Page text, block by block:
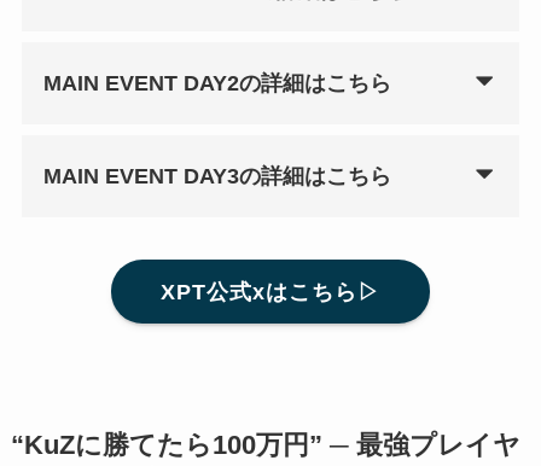
MAIN EVENT DAY2の詳細はこちら
MAIN EVENT DAY3の詳細はこちら
XPT公式xはこちら▷
“KuZに勝てたら100万円” ─ 最強プレイヤ